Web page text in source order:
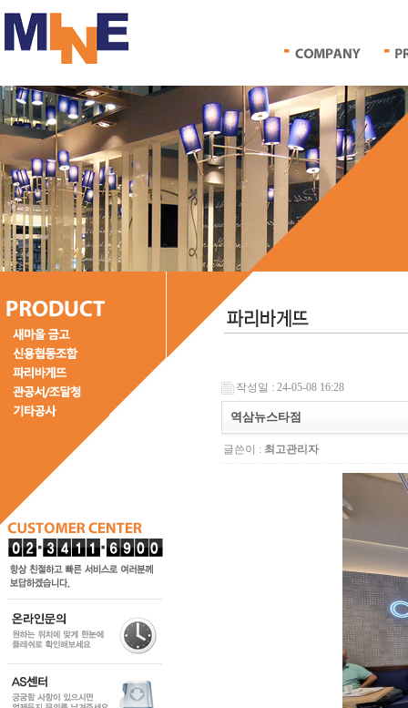
작성일 : 24-05-08 16:28
역삼뉴스타점
글쓴이 : 최고관리자